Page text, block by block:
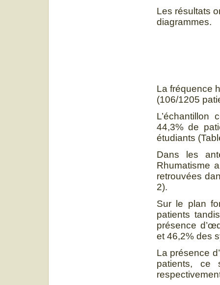
Les résultats
diagrammes.
La fréquence
(106/1205
44,3% de
étudiants
Dans les
Rhumatisme
retrouvées
2).
Sur le plan
patients
présence
et 46,2% des
La présence
patients, ce